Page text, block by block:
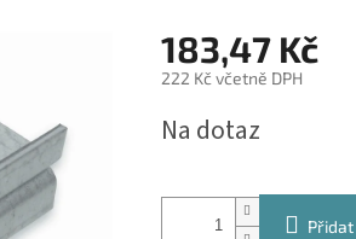
183,47 Kč
222 Kč včetně DPH
cena:
Na dotaz